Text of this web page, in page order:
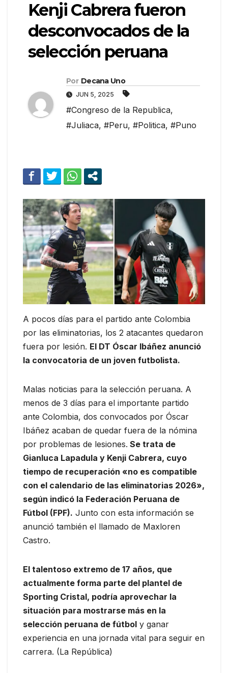
Kenji Cabrera fueron
desconvocados de la
selección peruana
Por Decana Uno
JUN 5, 2025
#Congreso de la Republica,
#Juliaca, #Peru, #Politica, #Puno
A pocos días para el partido ante Colombia
por las eliminatorias, los 2 atacantes quedaron
fuera por lesión. El DT Óscar Ibáñez anunció
la convocatoria de un joven futbolista.
Malas noticias para la selección peruana. A
menos de 3 días para el importante partido
ante Colombia, dos convocados por Óscar
Ibáñez acaban de quedar fuera de la nómina
por problemas de lesiones. Se trata de
Gianluca Lapadula y Kenji Cabrera, cuyo
tiempo de recuperación «no es compatible
con el calendario de las eliminatorias 2026»,
según indicó la Federación Peruana de
Fútbol (FPF). Junto con esta información se
anunció también el llamado de Maxloren
Castro.
El talentoso extremo de 17 años, que
actualmente forma parte del plantel de
Sporting Cristal, podría aprovechar la
situación para mostrarse más en la
selección peruana de fútbol y ganar
experiencia en una jornada vital para seguir en
carrera. (La República)